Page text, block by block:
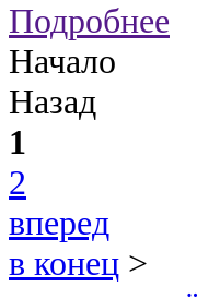
Подробнее
Начало
Назад
1
2
вперед
в конец >